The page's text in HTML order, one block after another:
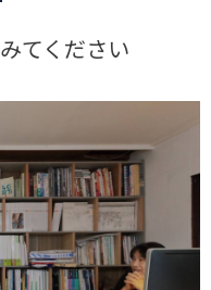
てください